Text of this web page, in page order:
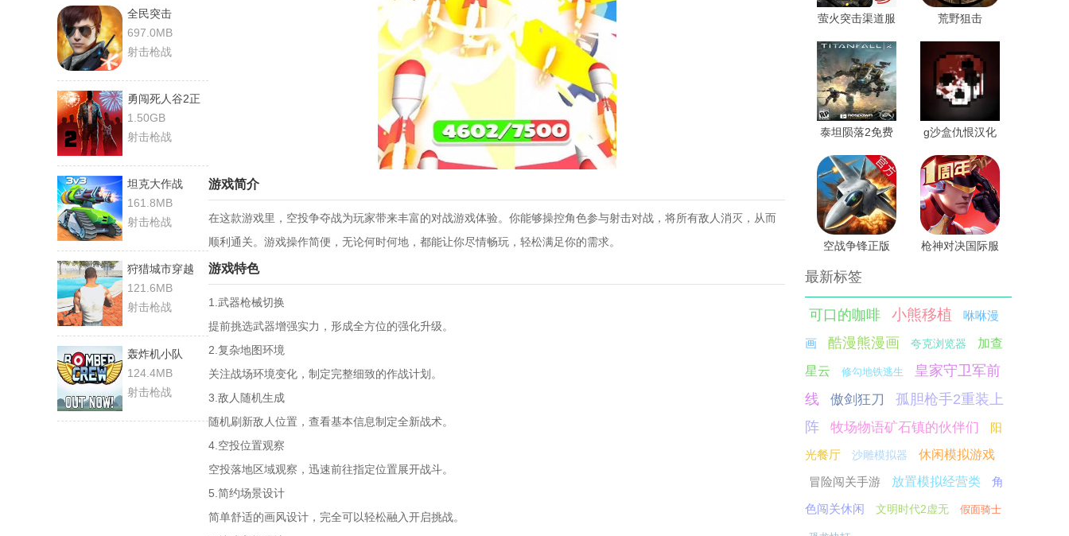
全民突击
697.0MB
射击枪战
勇闯死人谷2正
版
1.50GB
射击枪战
坦克大作战
161.8MB
射击枪战
狩猎城市穿越
121.6MB
射击枪战
轰炸机小队
124.4MB
射击枪战
游戏简介
在这款游戏里，空投争夺战为玩家带来丰富的对战游戏体验。你能够操控角色参与射击对战，将所有敌人消灭，从而
顺利通关。游戏操作简便，无论何时何地，都能让你尽情畅玩，轻松满足你的需求。
游戏特色
1.武器枪械切换
提前挑选武器增强实力，形成全方位的强化升级。
2.复杂地图环境
关注战场环境变化，制定完整细致的作战计划。
3.敌人随机生成
随机刷新敌人位置，查看基本信息制定全新战术。
4.空投位置观察
空投落地区域观察，迅速前往指定位置展开战斗。
5.简约场景设计
简单舒适的画风设计，完全可以轻松融入开启挑战。
萤火突击渠道服 荒野狙击
泰坦陨落2免费
g沙盒仇恨汉化
空战争锋正版 枪神对决国际服
最新标签
可口的咖啡 小熊移植 咻咻漫
画 酷漫熊漫画 夸克浏览器 加查
星云 修勾地铁逃生
皇家守卫军前
线
傲剑狂刀
孤胆枪手2重装上
阵
牧场物语矿石镇的伙伴们
阳
光餐厅
沙雕模拟器
休闲模拟游戏
冒险闯关手游
放置模拟经营类
角
色闯关休闲
文明时代2虚无 假面骑士